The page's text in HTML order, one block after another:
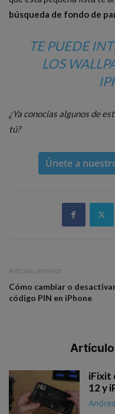
búsqueda de fondo de
TE PUEDE
LOS
¿Ya conocías algunos de
tú?
Únete a
Artículo anterior
Cómo cambiar o
código PIN en iPhone
iFixit
12 y